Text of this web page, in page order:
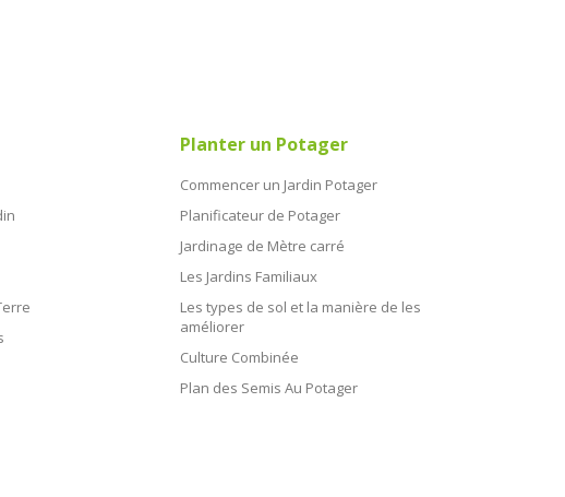
Planter un Potager
Commencer un Jardin Potager
Planificateur de Potager
Jardinage de Mètre carré
Les Jardins Familiaux
Les types de sol et la manière de les
améliorer
Culture Combinée
Plan des Semis Au Potager